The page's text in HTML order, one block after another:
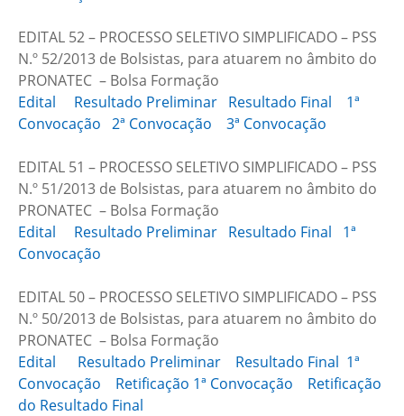
EDITAL 52 – PROCESSO SELETIVO SIMPLIFICADO – PSS
N.º 52/2013 de Bolsistas, para atuarem no âmbito do
PRONATEC – Bolsa Formação
Edital
Resultado Preliminar Resultado Final
1ª
Convocação 2ª Convocação 3ª Convocação
EDITAL 51 – PROCESSO SELETIVO SIMPLIFICADO – PSS
N.º 51/2013 de Bolsistas, para atuarem no âmbito do
PRONATEC – Bolsa Formação
Edital
Resultado Preliminar Resultado Final
1ª
Convocação
EDITAL 50 – PROCESSO SELETIVO SIMPLIFICADO – PSS
N.º 50/2013 de Bolsistas, para atuarem no âmbito do
PRONATEC – Bolsa Formação
Edital
Resultado Preliminar Resultado Final 1ª
Convocação
Retificação 1ª Convocação
Retificação
do Resultado Final